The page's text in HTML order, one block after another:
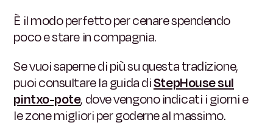
È il modo perfetto per cenare spendendo
poco e stare in compagnia.
Se vuoi saperne di più su questa tradizione,
puoi consultare la guida diStepHouse sul
pintxo-pote, dove vengono indicati i giorni e
le zone migliori per goderne al massimo.